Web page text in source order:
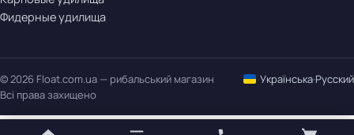
Фидерные удилища
© 2026 Float.com.ua — рибальський магазин Українська·Русский
Всі права захищено